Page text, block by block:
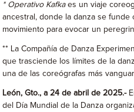
* Operativo Kafkaes un viaje
ancestral, donde la danza se funde
movimiento para evocar un
** La Compañía de Danza
que trasciende los límites de la
una de las coreógrafas más
León, Gto., a 24 de abril de 2025.-
del Día Mundial de la Danza